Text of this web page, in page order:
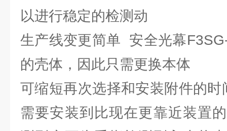
以进行稳定的检测动
生产线变更简单 安全光幕
的壳体，因此只需更换本体
可缩短再次选择和安装附件的
需要安装到比现在更靠近装置